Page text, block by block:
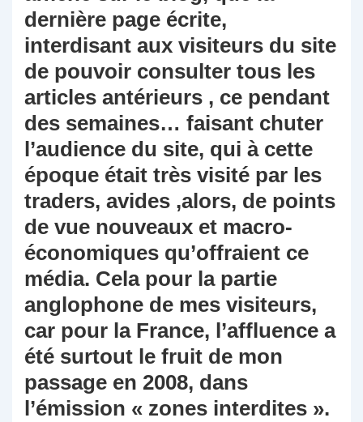
dernière page écrite,
interdisant aux visiteurs du site
de pouvoir consulter tous les
articles antérieurs , ce pendant
des semaines… faisant chuter
l’audience du site, qui à cette
époque était très visité par les
traders, avides ,alors, de points
de vue nouveaux et macro-
économiques qu’offraient ce
média. Cela pour la partie
anglophone de mes visiteurs,
car pour la France, l’affluence a
été surtout le fruit de mon
passage en 2008, dans
l’émission « zones interdites ».